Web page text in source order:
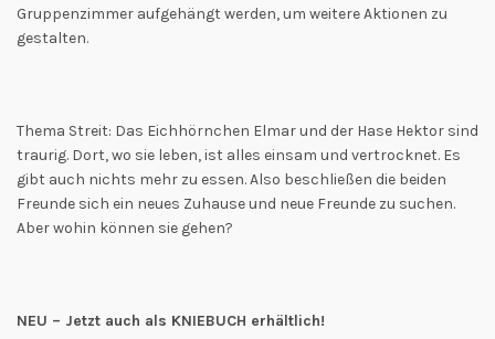
Gruppenzimmer aufgehängt werden, um weitere Aktionen zu
gestalten.
Thema Streit: Das Eichhörnchen Elmar und der Hase Hektor sind
traurig. Dort, wo sie leben, ist alles einsam und vertrocknet. Es
gibt auch nichts mehr zu essen. Also beschließen die beiden
Freunde sich ein neues Zuhause und neue Freunde zu suchen.
Aber wohin können sie gehen?
NEU – Jetzt auch als KNIEBUCH erhältlich!